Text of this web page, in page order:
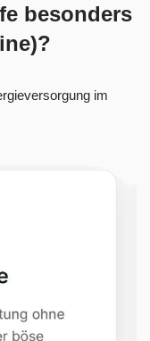
besonders
im